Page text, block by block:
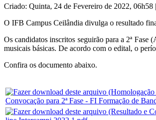
Criado: Quinta, 24 de Fevereiro de 2022, 06h58 |
O IFB Campus Ceilândia divulga o resultado
Os candidatos inscritos seguirão para a 2ª
musicais básicas. De acordo com o edital, o
Confira os documento abaixo.
Convocação para 2ª Fase - FI Formação de